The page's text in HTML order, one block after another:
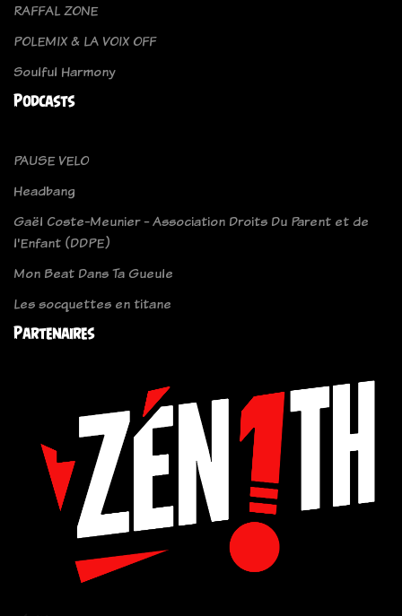
RAFFAL ZONE
POLEMIX & LA VOIX OFF
Soulful Harmony
Podcasts
PAUSE VELO
Headbang
Gaël Coste-Meunier - Association Droits Du Parent et de
l'Enfant (DDPE)
Mon Beat Dans Ta Gueule
Les socquettes en titane
Partenaires